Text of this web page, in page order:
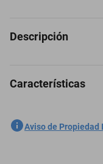
Descripción
Antena Tiburón Fm/am
Características
SKU
Aviso de Propiedad